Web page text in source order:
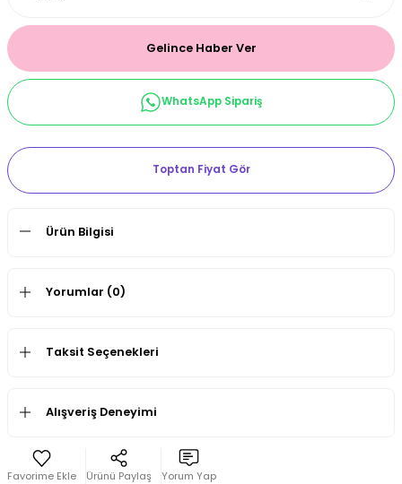
Gelince Haber Ver
WhatsApp Sipariş
Toptan Fiyat Gör
Ürün Bilgisi
Yorumlar (0)
Taksit Seçenekleri
Alışveriş Deneyimi
Ürünü Paylaş Yorum Yap